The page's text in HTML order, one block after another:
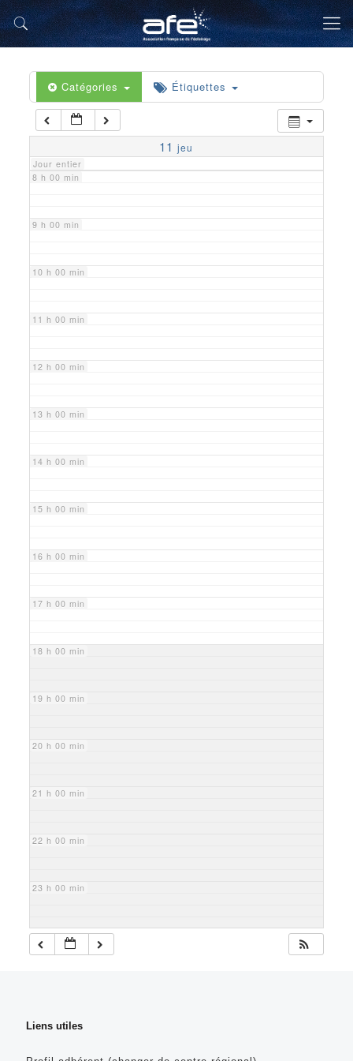
Catégories Étiquettes
11 jeu
Jour entier
5 h 00 min
6 h 00 min
7 h 00 min
8 h 00 min
9 h 00 min
10 h 00 min
11 h 00 min
12 h 00 min
13 h 00 min
14 h 00 min
15 h 00 min
16 h 00 min
17 h 00 min
18 h 00 min
19 h 00 min
20 h 00 min
21 h 00 min
22 h 00 min
23 h 00 min
Liens utiles